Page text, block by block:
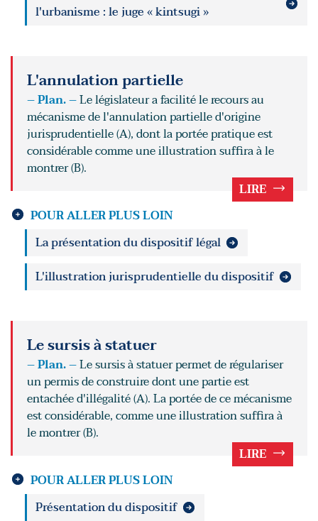
l'urbanisme : le juge « kintsugi »
L'annulation partielle
– Plan. –Le législateur a facilité le recours au
mécanisme de l'annulation partielle d'origine
jurisprudentielle (A), dont la portée pratique est
considérable comme une illustration suffira à le
montrer (B).
LIRE
POUR ALLER PLUS LOIN
La présentation du dispositif légal
L'illustration jurisprudentielle du dispositif
Le sursis à statuer
– Plan. –Le sursis à statuer permet de régulariser
un permis de construire dont une partie est
entachée d'illégalité (A). La portée de ce mécanisme
est considérable, comme une illustration suffira à
le montrer (B).
LIRE
POUR ALLER PLUS LOIN
Présentation du dispositif